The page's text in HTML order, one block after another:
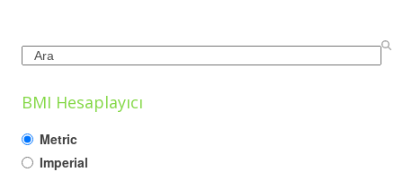
Search
BMI Hesaplayıcı
Metric
Imperial